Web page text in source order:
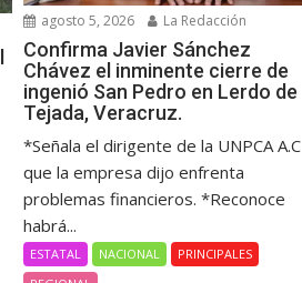
agosto 5, 2026 La Redacción
Confirma Javier Sánchez
Chávez el inminente cierre de
ingenió San Pedro en Lerdo de
Tejada, Veracruz.
*Señala el dirigente de la UNPCA A.C
que la empresa dijo enfrenta
problemas financieros. *Reconoce
habrá...
ESTATAL NACIONAL
PRINCIPALES